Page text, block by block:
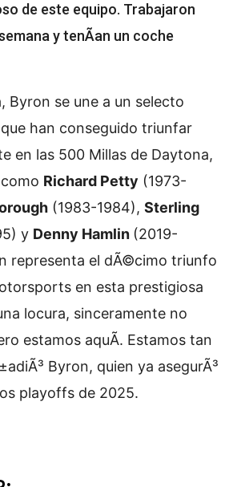
de este equipo. Trabajaron
y tenÃ­an un coche
Byron se une a un selecto
han conseguido triunfar
en las 500 Millas de Daytona,
Richard Petty (1973-
(1983-1984), Sterling
y Denny Hamlin (2019-
representa el dÃ©cimo triunfo
en esta prestigiosa
locura, sinceramente no
estamos aquÃ­. Estamos tan
Byron, quien ya asegurÃ³
playoffs de 2025.